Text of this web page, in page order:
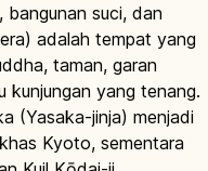
suci, dan
adalah tempat yang
taman, garan
kunjungan yang tenang.
(Yasaka-jinja) menjadi
Kyoto, sementara